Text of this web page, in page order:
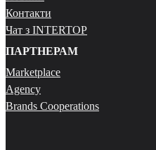
Контакти
Чат з INTERTOP
ПАРТНЕРАМ
Marketplace
Agency
Brands Cooperations